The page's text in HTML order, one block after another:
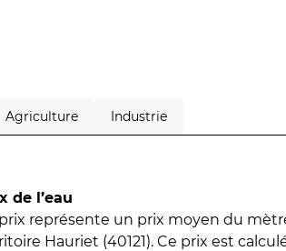
Agriculture Industrie
de l’eau
représente un prix moyen du
Hauriet (40121). Ce prix est